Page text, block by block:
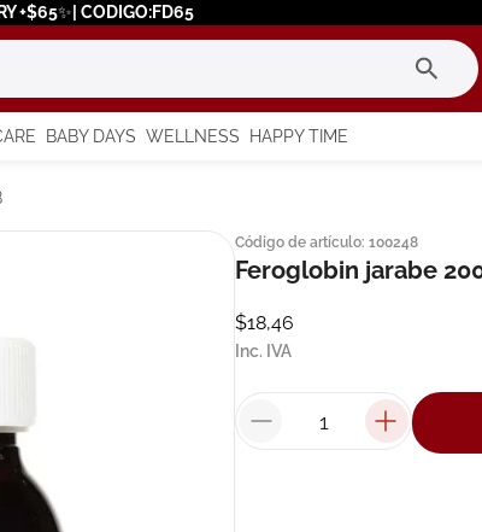
+$65✨| CODIGO:FD65
BABY DAYS WELLNESS HAPPY TIME
Código de artículo: 100248
Feroglobin jarabe
$18,46
Inc. IVA